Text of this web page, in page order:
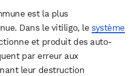
est la plus
Dans le vitiligo, le système
et produit des auto-
par erreur aux
leur destruction